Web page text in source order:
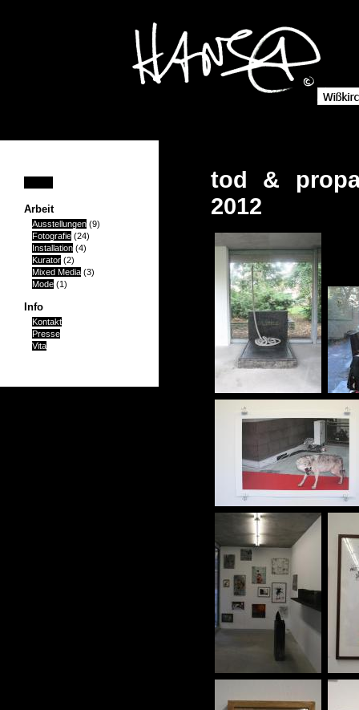
tod &
2012
Arbeit
Ausstellungen (9)
Fotografie (24)
Installation (4)
Kurator (2)
Mixed Media (3)
Mode (1)
Info
Kontakt
Presse
Vita